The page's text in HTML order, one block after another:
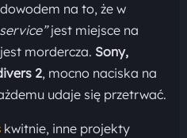
na to, że w
jest miejsce na
mordercza. Sony,
2, mocno naciska na
udaje się przetrwać.
kwitnie, inne projekty